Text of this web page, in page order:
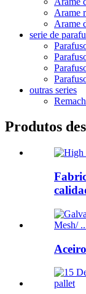
Arame
Arame
serie de
outras series
Produtos